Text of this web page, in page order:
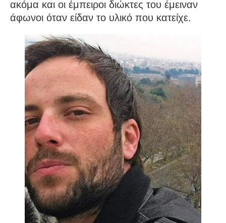
ακόμα και οι έμπειροι διώκτες του έμειναν
άφωνοι όταν είδαν το υλικό που κατείχε.